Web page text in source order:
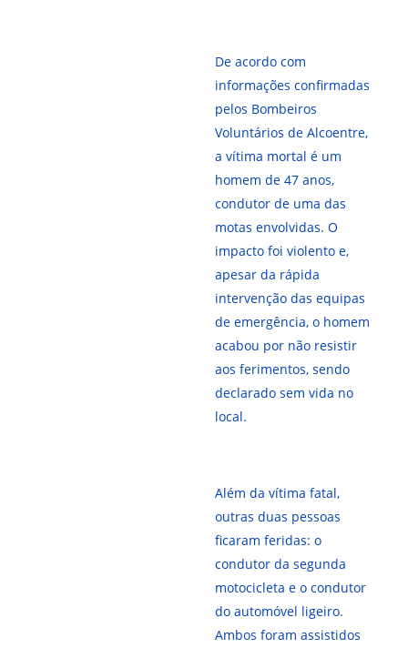
De acordo com
informações confirmadas
pelos Bombeiros
Voluntários de Alcoentre,
a vítima mortal é um
homem de 47 anos,
condutor de uma das
motas envolvidas. O
impacto foi violento e,
apesar da rápida
intervenção das equipas
de emergência, o homem
acabou por não resistir
aos ferimentos, sendo
declarado sem vida no
local.
Além da vítima fatal,
outras duas pessoas
ficaram feridas: o
condutor da segunda
motocicleta e o condutor
do automóvel ligeiro.
Ambos foram assistidos